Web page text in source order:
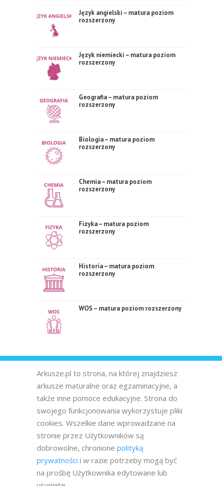
Język angielski – matura poziom
rozszerzony
Język niemiecki – matura poziom
rozszerzony
Geografia – matura poziom
rozszerzony
Biologia – matura poziom
rozszerzony
Chemia – matura poziom
rozszerzony
Fizyka – matura poziom
rozszerzony
Historia – matura poziom
rozszerzony
WOS – matura poziom rozszerzony
Arkusze.pl to strona, na której znajdziesz
arkusze maturalne oraz egzaminacyjne, a
także inne pomoce edukacyjne. Strona do
swojego funkcjonowania wykorzystuje pliki
cookies. Wszelkie dane wprowadzane na
stronie przez Użytkowników są
dobrowolne, chronione polityką
prywatności i w razie potrzeby mogą być
na prośbę Użytkownika edytowane lub